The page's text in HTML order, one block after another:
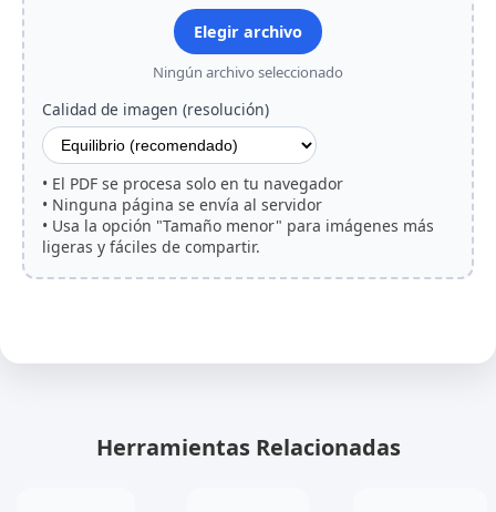
Elegir archivo
Ningún archivo seleccionado
Calidad de imagen (resolución)
• El PDF se procesa solo en tu navegador
• Ninguna página se envía al servidor
• Usa la opción "Tamaño menor" para imágenes más
ligeras y fáciles de compartir.
Herramientas Relacionadas